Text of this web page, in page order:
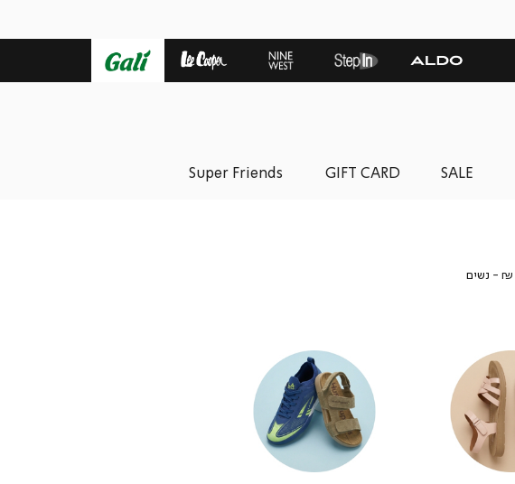
SALE
GIFT CARD
Super Friends
סןף
מ-
49.90
₪
נשיםנשים